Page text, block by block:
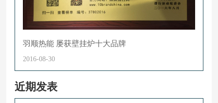
羽顺热能 屡获壁挂炉十大品牌
2016-08-30
近期发表